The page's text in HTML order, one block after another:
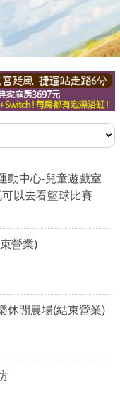
動中心-兒童遊戲室
以去看籃球比賽
營業)
休閒農場(結束營業)